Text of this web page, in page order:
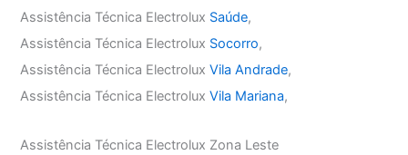
Assistência Técnica Electrolux Saúde,
Assistência Técnica Electrolux Socorro,
Assistência Técnica ElectroluxVila Andrade,
Assistência Técnica ElectroluxVila Mariana,
Assistência Técnica Electrolux Zona Leste